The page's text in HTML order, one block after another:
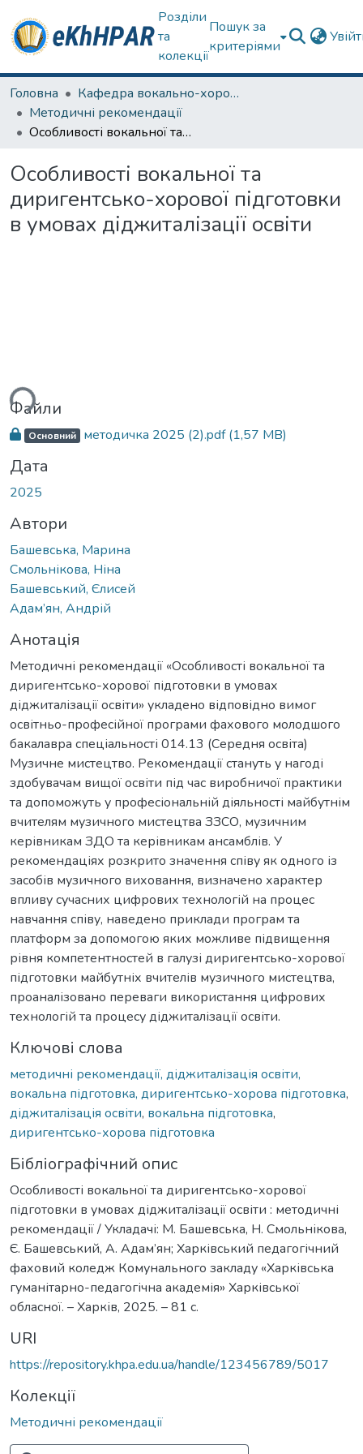
Розділи
та
колекції
Пошук за
критеріями
Головна
Кафедра вокально-хорової підготовки вчителя
Методичні рекомендації
Особливості вокальної та диригентсько-хорової підготовки в умовах діджиталізації освіти
Особливості вокальної та
диригентсько-хорової підготовки
в умовах діджиталізації освіти
Файли
Основний методичка 2025 (2).pdf(1,57 MB)
Дата
2025
Автори
Башевська, Марина
Смольнікова, Ніна
Башевський, Єлисей
Адам’ян, Андрій
Анотація
Методичні рекомендації «Особливості вокальної та
диригентсько-хорової підготовки в умовах
діджиталізації освіти» укладено відповідно вимог
освітньо-професійної програми фахового молодшого
бакалавра спеціальності 014.13 (Середня освіта)
Музичне мистецтво. Рекомендації стануть у нагоді
здобувачам вищої освіти під час виробничої практики
та допоможуть у професіональній діяльності майбутнім
вчителям музичного мистецтва ЗЗСО, музичним
керівникам ЗДО та керівникам ансамблів. У
рекомендаціях розкрито значення співу як одного із
засобів музичного виховання, визначено характер
впливу сучасних цифрових технологій на процес
навчання співу, наведено приклади програм та
платформ за допомогою яких можливе підвищення
рівня компетентностей в галузі диригентсько-хорової
підготовки майбутніх вчителів музичного мистецтва,
проаналізовано переваги використання цифрових
технологій та процесу діджиталізації освіти.
Ключові слова
методичні рекомендації, діджиталізація освіти,
вокальна підготовка, диригентсько-хорова підготовка,
діджиталізація освіти, вокальна підготовка,
диригентсько-хорова підготовка
Бібліографічний опис
Особливості вокальної та диригентсько-хорової
підготовки в умовах діджиталізації освіти : методичні
рекомендації / Укладачі: М. Башевська, Н. Смольнікова,
Є. Башевський, А. Адам’ян; Харківський педагогічний
фаховий коледж Комунального закладу «Харківська
гуманітарно-педагогічна академія» Харківської
обласної. – Харків, 2025. – 81 с.
URI
https://repository.khpa.edu.ua/handle/123456789/5017
Колекції
Методичні рекомендації